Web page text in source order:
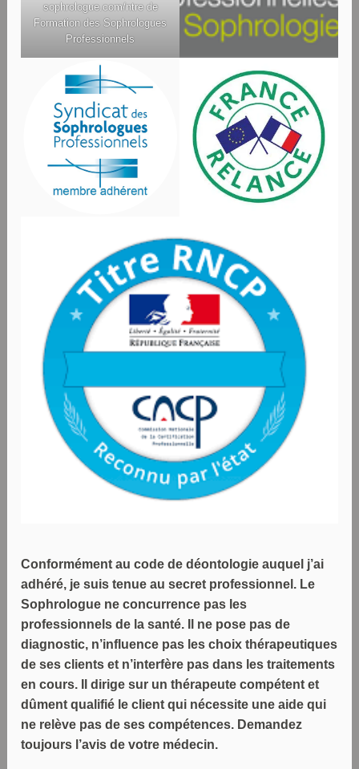
sophrologue.com/ntre de
Formation des Sophrologues
Professionnels
Conformément au code de déontologie auquel j’ai
adhéré, je suis tenue au secret professionnel. Le
Sophrologue ne concurrence pas les
professionnels de la santé. Il ne pose pas de
diagnostic, n’influence pas les choix thérapeutiques
de ses clients et n’interfère pas dans les traitements
en cours. Il dirige sur un thérapeute compétent et
dûment qualifié le client qui nécessite une aide qui
ne relève pas de ses compétences. Demandez
toujours l’avis de votre médecin.